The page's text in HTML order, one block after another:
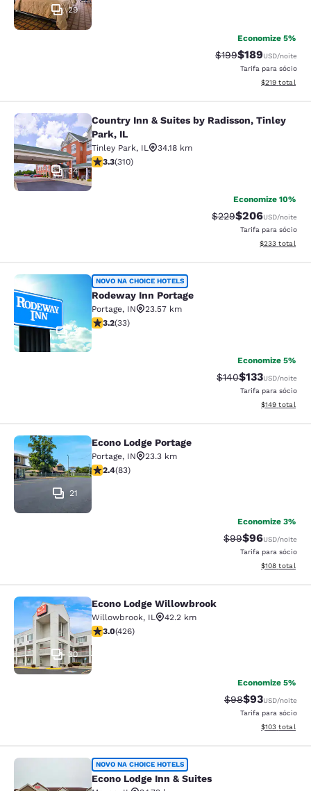
29
Economize 5%
Tarifa anterior
$199Tarifa com
$189USD/noite
Tarifa para sócio
Exibir
$219 total
Country Inn & Suites by Radisson,
34
Country Inn & Suites by Radisson, Tinley
Park, IL
Tinley Park, IL
34.18 km
classificação 3.32 estrelas. Bom. 310 avaliações
3.3(310)
Economize 10%
Tarifa anterior
$229Tarifa com
$206USD/noite
Tarifa para sócio
Exibir
$233 total
Rodeway Inn Portage
2
NOVO NA CHOICE HOTELS
Rodeway Inn Portage
Portage, IN
23.57 km
classificação 3.18 estrelas. Bom. 33 avaliações
3.2(33)
Economize 5%
Tarifa anterior
$140Tarifa com
$133USD/noite
Tarifa para sócio
Exibir
$149 total
Econo Lodge Portage
21
Econo Lodge Portage
Portage, IN
23.3 km
classificação 2.35 estrelas. Razoável. 83 avaliações
2.4(83)
Economize 3%
Tarifa anterior
$99Tarifa com
$96USD/noite
Tarifa para sócio
Exibir
$108 total
Econo Lodge Willowbrook
30
Econo Lodge Willowbrook
Willowbrook, IL
42.2 km
classificação 2.99 estrelas. Razoável. 426 avaliações
3.0(426)
Economize 5%
Tarifa anterior
$98Tarifa com
$93USD/noite
Tarifa para sócio
Exibir
$103 total
Econo Lodge Inn & Suites
NOVO NA CHOICE HOTELS
Econo Lodge Inn & Suites